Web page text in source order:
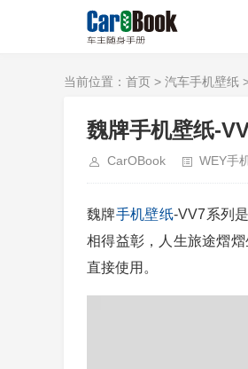
当前位置： 首页 > 汽车手机壁纸
魏牌手机壁纸-
CarOBook WEY手
魏牌手机壁纸-VV7系列
相得益彰，人生旅途熠
直接使用。